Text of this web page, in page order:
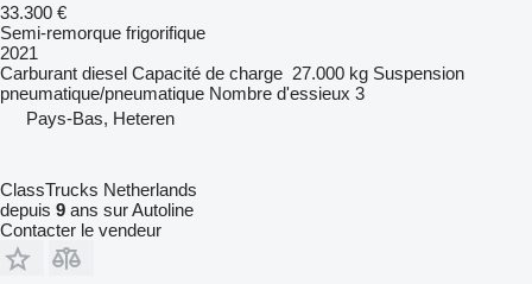
33.300 €
Semi-remorque frigorifique
2021
Carburant diesel Capacité de charge 27.000 kg Suspension
pneumatique/pneumatique Nombre d'essieux 3
Pays-Bas, Heteren
ClassTrucks Netherlands
depuis 9 ans sur Autoline
Contacter le vendeur